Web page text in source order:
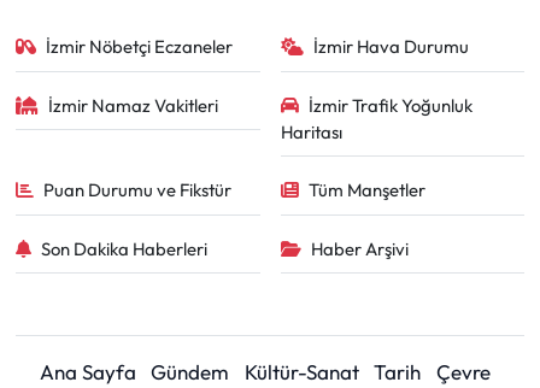
İzmir Nöbetçi Eczaneler İzmir Hava Durumu
İzmir Namaz Vakitleri
İzmir Trafik Yoğunluk
Haritası
Puan Durumu ve Fikstür Tüm Manşetler
Son Dakika Haberleri Haber Arşivi
Ana Sayfa Gündem Kültür-Sanat Tarih
Çevre